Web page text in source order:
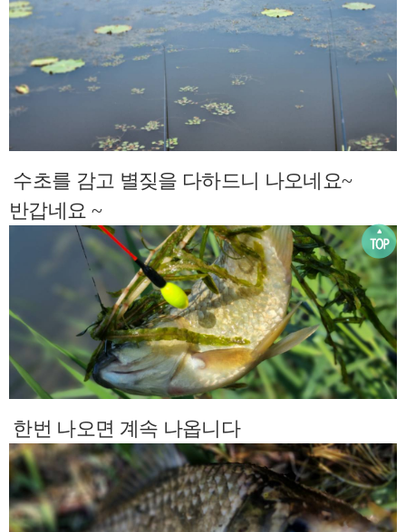
수초를 감고 별짖을 다하드니 나오네요~
반갑네요 ~
한번 나오면 계속 나옵니다